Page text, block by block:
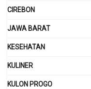
CIREBON
JAWA BARAT
KESEHATAN
KULINER
KULON PROGO